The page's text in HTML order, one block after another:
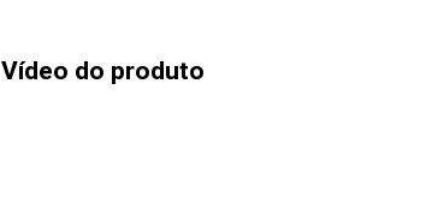
Vídeo do produto